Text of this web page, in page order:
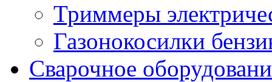
Триммеры
Газонокосилки
Сварочное